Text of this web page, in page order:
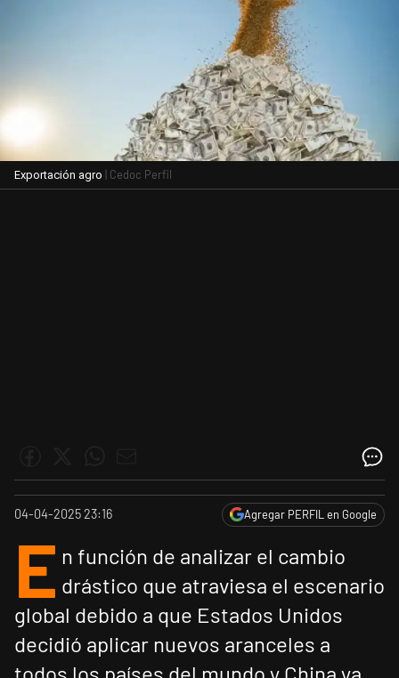
Exportación agro | Cedoc Perfil
04-04-2025 23:16 Agregar PERFIL en Google
E n función de analizar el cambio
drástico que atraviesa el escenario
global debido a que Estados Unidos
decidió aplicar nuevos aranceles a